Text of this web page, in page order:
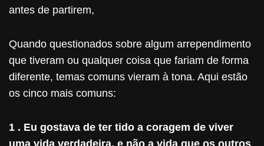
antes de partirem,
Quando questionados sobre algum arrependimento
que tiveram ou qualquer coisa que fariam de forma
diferente, temas comuns vieram à tona. Aqui estão
os cinco mais comuns:
1 . Eu gostava de ter tido a coragem de viver
uma vida verdadeira, e não a vida que os outros